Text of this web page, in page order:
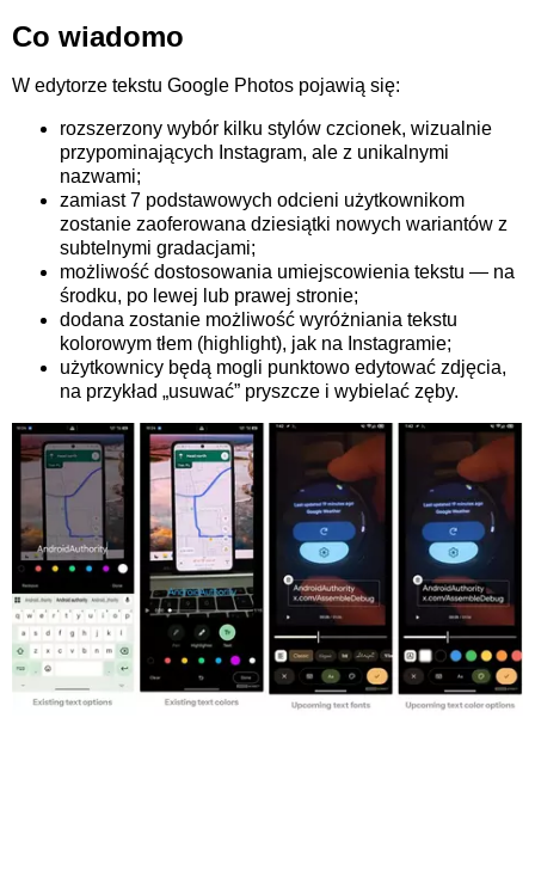
Co wiadomo
W edytorze tekstu Google Photos pojawią się:
rozszerzony wybór kilku stylów czcionek, wizualnie
przypominających Instagram, ale z unikalnymi
nazwami;
zamiast 7 podstawowych odcieni użytkownikom
zostanie zaoferowana dziesiątki nowych wariantów z
subtelnymi gradacjami;
możliwość dostosowania umiejscowienia tekstu — na
środku, po lewej lub prawej stronie;
dodana zostanie możliwość wyróżniania tekstu
kolorowym tłem (highlight), jak na Instagramie;
użytkownicy będą mogli punktowo edytować zdjęcia,
na przykład „usuwać” pryszcze i wybielać zęby.